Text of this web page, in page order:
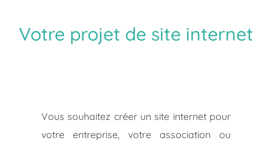
Votre projet de site internet
Vous souhaitez créer un site internet pour
votre entreprise, votre association ou